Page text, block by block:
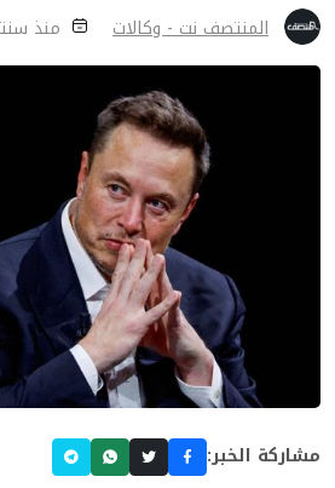
المنتصف نت - وكالات منذ
مشاركة الخبر: